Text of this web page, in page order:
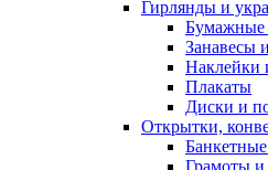
Гирлянды и
Бумажные
Занавесы
Наклейки
Плакаты
Диски и
Открытки,
Грамоты